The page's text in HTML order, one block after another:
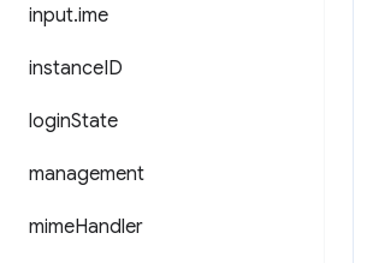
input.ime
instanceID
loginState
management
mimeHandler